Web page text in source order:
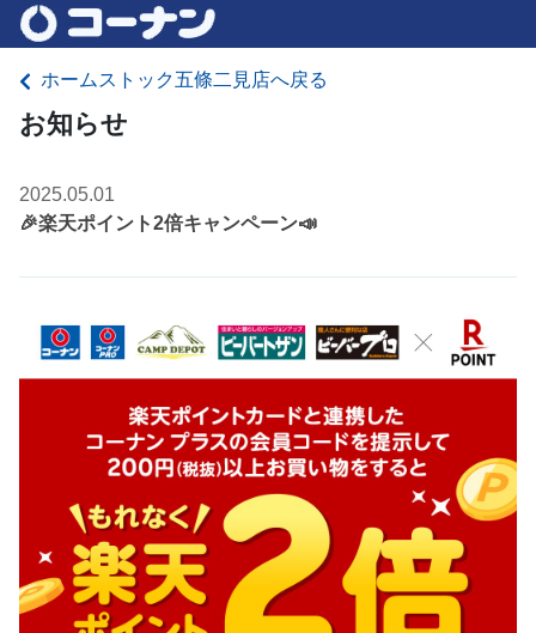
ホームストック五條二見店へ戻る
お知らせ
2025.05.01
🎉楽天ポイント2倍キャンペーン📣